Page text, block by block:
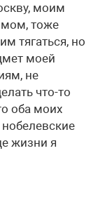
моим
тоже
тягаться, но
моей
не
что-то
оба моих
жизни я